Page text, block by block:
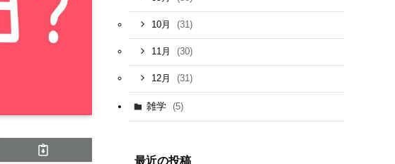
10月 (31)
11月 (30)
12月 (31)
雑学 (5)
最近の投稿